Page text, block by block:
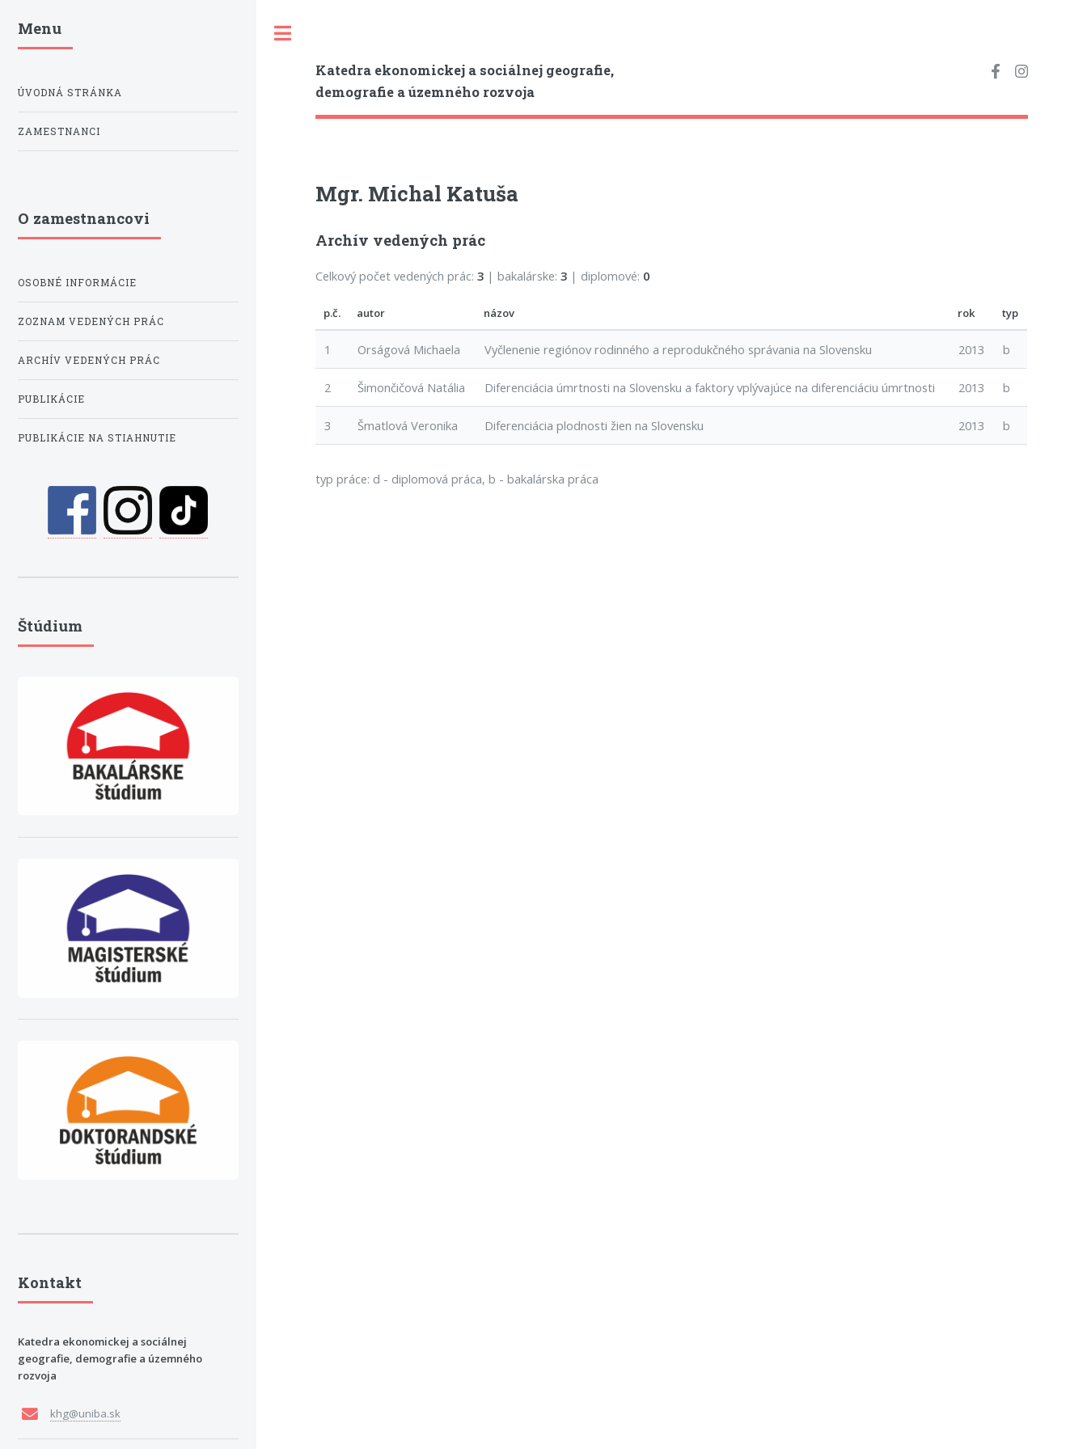
Katedra ekonomickej a sociálnej geografie,
demografie a územného rozvoja
Mgr. Michal Katuša
Archív vedených prác
Celkový počet vedených prác:3 | bakalárske:3 | diplomové: 0
p.č. autor názov rok typ
1 Orságová Michaela Vyčlenenie regiónov rodinného a reprodukčného správania na Slovensku 2013 b
2 Šimončičová Natália Diferenciácia úmrtnosti na Slovensku a faktory vplývajúce na diferenciáciu úmrtnosti 2013 b
3 Šmatlová Veronika Diferenciácia plodnosti žien na Slovensku 2013 b
typ práce: d - diplomová práca, b - bakalárska práca
Menu
ÚVODNÁ STRÁNKA
ZAMESTNANCI
O zamestnancovi
OSOBNÉ INFORMÁCIE
ZOZNAM VEDENÝCH PRÁC
ARCHÍV VEDENÝCH PRÁC
PUBLIKÁCIE
PUBLIKÁCIE NA STIAHNUTIE
Štúdium
Kontakt
Katedra ekonomickej a sociálnej
geografie, demografie a územného
rozvoja
khg@uniba.sk